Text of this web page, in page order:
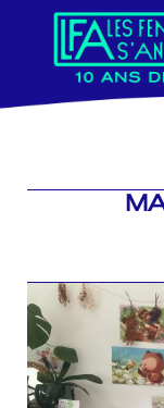
contenu